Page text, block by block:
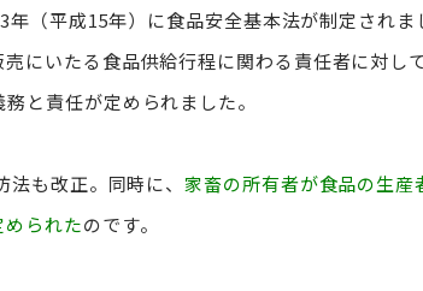
年（平成15年）に食品安全基本法が制定されま
にいたる食品供給行程に関わる責任者に対し
と責任が定められました。
も改正。同時に、 家畜の所有者が食品の生産
られたのです。